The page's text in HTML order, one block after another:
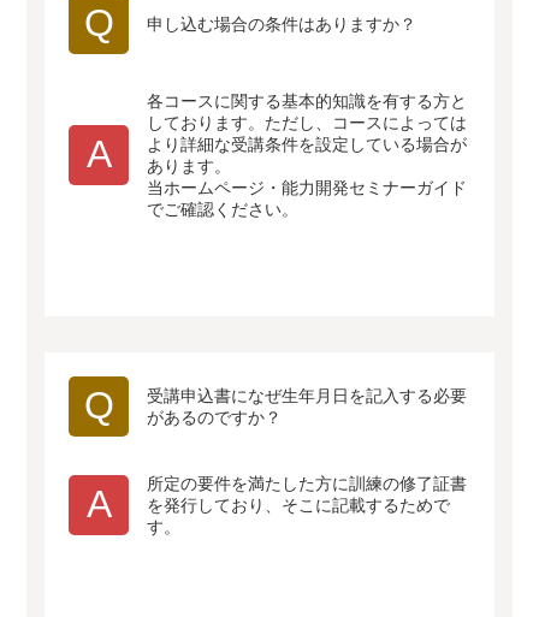
Q 申し込む場合の条件はありますか？
A
各コースに関する基本的知識を有する方と
しております。ただし、コースによっては
より詳細な受講条件を設定している場合が
あります。
当ホームページ・能力開発セミナーガイド
でご確認ください。
Q
受講申込書になぜ生年月日を記入する必要
があるのですか？
A
所定の要件を満たした方に訓練の修了証書
を発行しており、そこに記載するためで
す。